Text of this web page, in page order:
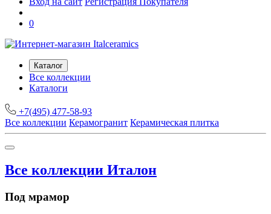
0
Каталог
Все коллекции
Каталоги
+7(495) 477-58-93
Все коллекции Керамогранит Керамическая плитка
Все коллекции Италон
Под мрамор